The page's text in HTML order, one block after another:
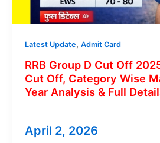
Card
Latest Update, Admit Card
RRB Group D Cut Off
Cut Off, Category Wise
Year Analysis & Full
April 2, 2026